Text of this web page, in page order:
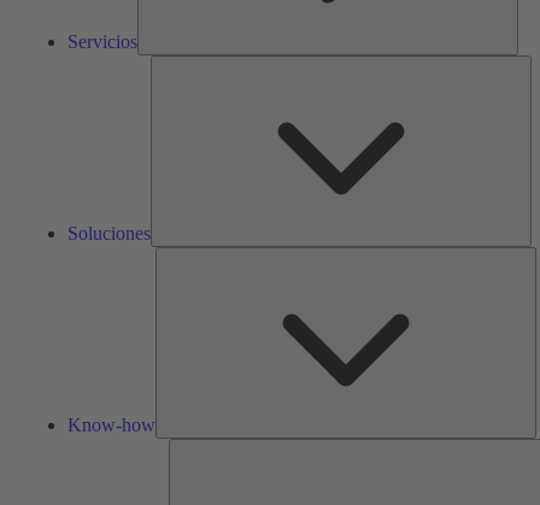
Servicios
Soluciones
Know-how